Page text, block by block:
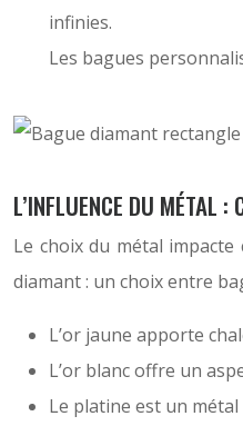
infinies.
Les bagues
L’INFLUENCE DU MÉTAL
Le choix du métal
diamant : un choix entre
L’or jaune apporte
L’or blanc offre un
Le platine est un